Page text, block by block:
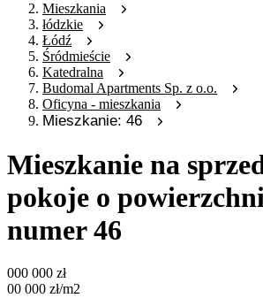
Mieszkania
łódzkie
Łódź
Śródmieście
Katedralna
Budomal Apartments Sp. z o.o.
Oficyna - mieszkania
Mieszkanie: 46
Mieszkanie na
pokoje o
numer 46
000 000 zł
00 000 zł/m2